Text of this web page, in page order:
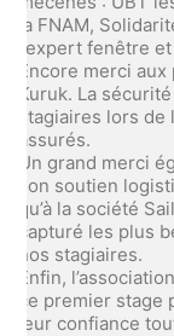
la FNAM,
l’expert fenêtre
Encore merci
Kuruk. La
stagiaires lors
assurés.
Un grand merci
son soutien
qu’à la société
capturé les plus
nos stagiaires.
Enfin,
ce premier
leur confiance